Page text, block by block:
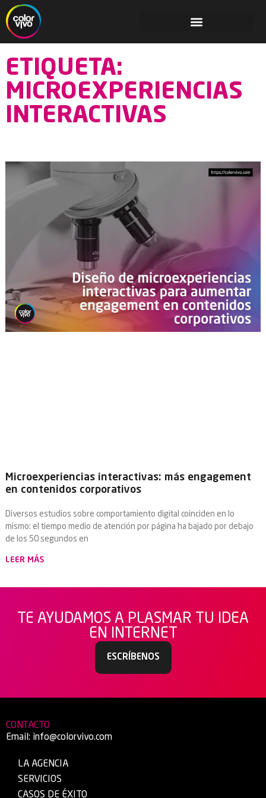
ETIQUETA:
MICROEXPERIENCIAS
INTERACTIVAS
Microexperiencias interactivas: más engagement
en contenidos corporativos
Diversos estudios sobre comportamiento digital coinciden en lo
mismo: el tiempo medio de atención por página ha bajado por debajo
de los 50 segundos en
LEER MÁS
TE AYUDAMOS A PLASMAR TU IDEA
EN INTERNET
ESCRÍBENOS
CONTACTO
Email: info@colorvivo.com
LA AGENCIA
SERVICIOS
CASOS DE ÉXITO